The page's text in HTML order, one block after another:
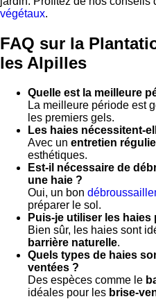
végétaux.
FAQ sur la
les Alpilles
Quelle est la meilleure
La meilleure période est
les premiers gels.
Les haies nécessitent-
Avec un entretien
esthétiques.
Est-il nécessaire de
une haie ?
Oui, un bon
préparer le sol.
Puis-je utiliser les
Bien sûr, les haies sont
barrière naturelle.
Quels types de haies
ventées ?
Des espèces comme le
idéales pour les brise-